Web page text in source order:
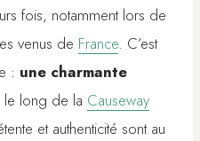
fois, notamment lors de
venus de France. C’est
: une charmante
le long de la Causeway
et authenticité sont au